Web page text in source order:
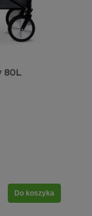
80L
Do koszyka